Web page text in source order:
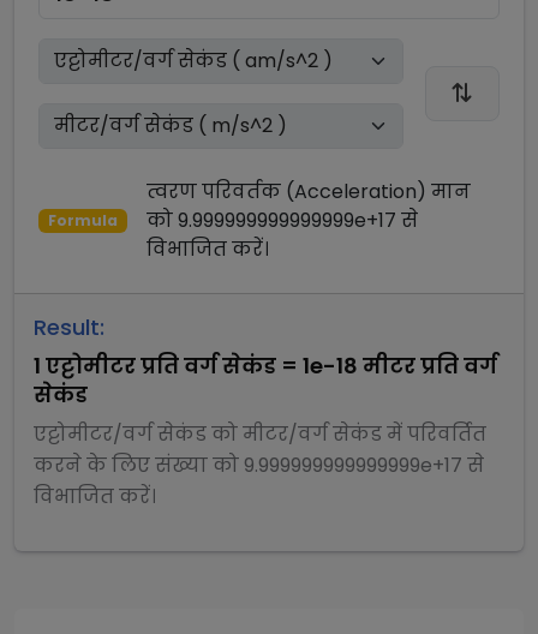
Formula
त्वरण परिवर्तक (Acceleration) मान
को9.999999999999999e+17 से
विभाजितकरें।
Result:
1 एट्टोमीटर प्रति वर्ग सेकंड = 1e-18 मीटर प्रति वर्ग
सेकंड
एट्टोमीटर/वर्ग सेकंडकोमीटर/वर्ग सेकंडमें परिवर्तित
करने के लिए संख्या को 9.999999999999999e+17 से
विभाजितकरें।